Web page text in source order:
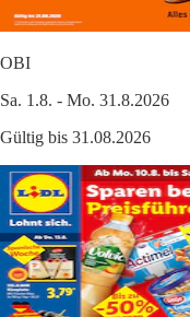
OBI
Sa. 1.8. - Mo. 31.8.2026
Gültig bis 31.08.2026